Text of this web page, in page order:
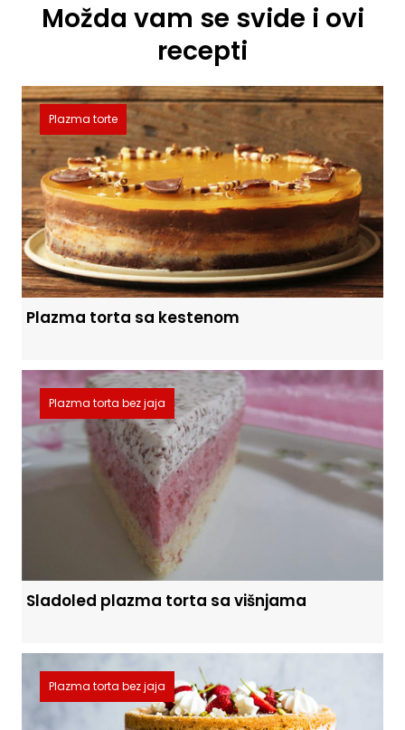
Možda vam se svide i ovi
recepti
Plazma torte
Plazma torta sa kestenom
Plazma torta bez jaja
Sladoled plazma torta sa višnjama
Plazma torta bez jaja